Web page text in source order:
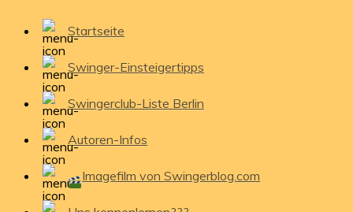
Startseite
Swinger-Einsteigertipps
Swingerclub-Liste Berlin
Autoren-Infos
Imagefilm von Swingerblog.com